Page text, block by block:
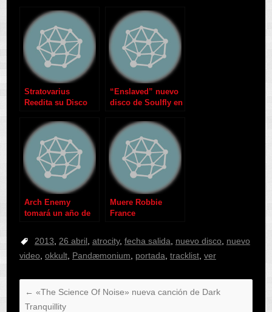
Stratovarius
Reedita su Disco
“Enslaved” nuevo
disco de Soulfly en
Arch Enemy
tomará un año de
Muere Robbie
France
2013 26 abril atrocity, fecha salida nuevo disco
nuevo
video okkult, Pandæmonium portada tracklist, ver
← «The Science Of Noise» nueva canción de Dark
Tranquillity